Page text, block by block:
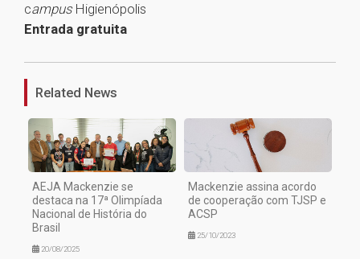
campus Higienópolis
Entrada gratuita
Related News
AEJA Mackenzie se
destaca na 17ª Olimpíada
Nacional de História do
Brasil
20/08/2025
Mackenzie assina acordo
de cooperação com TJSP e
ACSP
25/10/2023